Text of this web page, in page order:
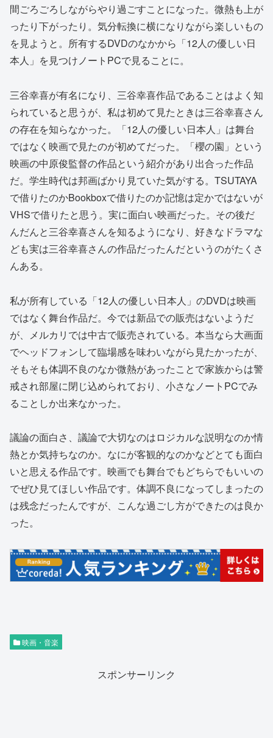
間ごろごろしながらやり過ごすことになった。微熱も上が
ったり下がったり。気分転換に横になりながら楽しいもの
を見ようと。所有するDVDのなかから「12人の優しい日
本人」を見つけノートPCで見ることに。
三谷幸喜が有名になり、三谷幸喜作品であることはよく知
られていると思うが、私は初めて見たときは三谷幸喜さん
の存在を知らなかった。「12人の優しい日本人」は舞台
ではなく映画で見たのが初めてだった。「櫻の園」という
映画の中原俊監督の作品という紹介があり出合った作品
だ。学生時代は邦画ばかり見ていた気がする。TSUTAYA
で借りたのかBookboxで借りたのか記憶は定かではないが
VHSで借りたと思う。実に面白い映画だった。その後だ
んだんと三谷幸喜さんを知るようになり、好きなドラマな
ども実は三谷幸喜さんの作品だったんだというのがたくさ
んある。
私が所有している「12人の優しい日本人」のDVDは映画
ではなく舞台作品だ。今では新品での販売はないようだ
が、メルカリでは中古で販売されている。本当なら大画面
でヘッドフォンして臨場感を味わいながら見たかったが、
そもそも体調不良のなか微熱があったことで家族からは警
戒され部屋に閉じ込められており、小さなノートPCでみ
ることしか出来なかった。
議論の面白さ、議論で大切なのはロジカルな説明なのか情
熱とか気持ちなのか。なにが客観的なのかなどとても面白
いと思える作品です。映画でも舞台でもどちらでもいいの
でぜひ見てほしい作品です。体調不良になってしまったの
は残念だったんですが、こんな過ごし方ができたのは良か
った。
映画・音楽
スポンサーリンク